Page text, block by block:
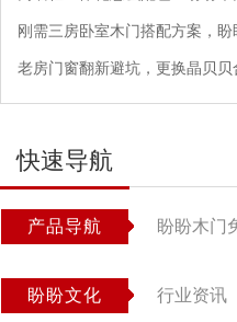
刚需三房卧室木门搭配方案，
老房门窗翻新避坑，更换晶贝
快速导航
产品导航 盼盼木门
盼盼文化 行业资讯